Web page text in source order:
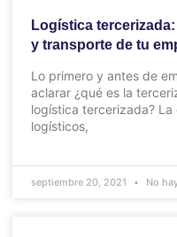
Logística
y transporte de tu
Lo primero y antes de
aclarar ¿qué es la
logística tercerizada?
logísticos,
septiembre 20, 2021 No